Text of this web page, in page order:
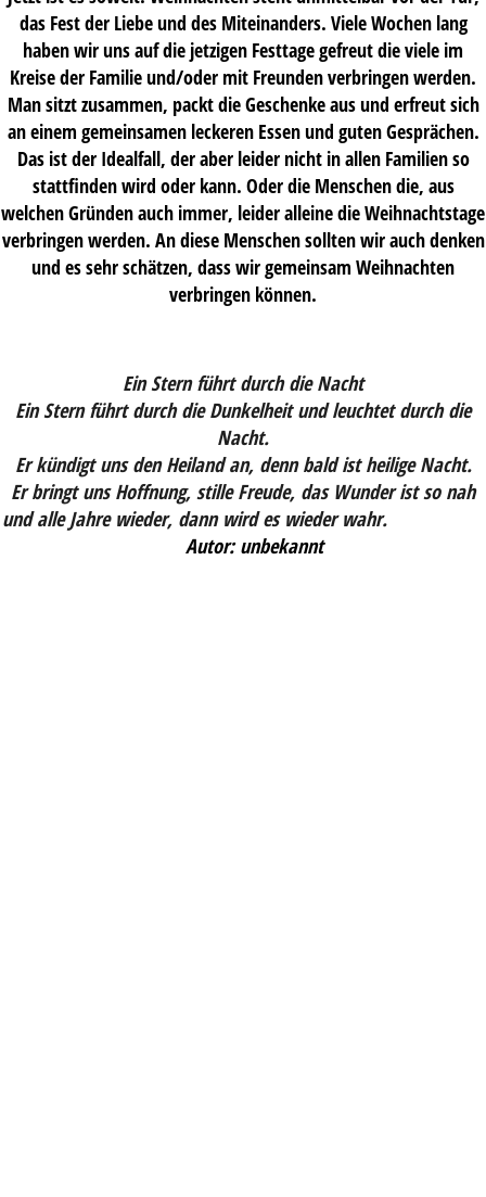
das Fest der Liebe und des Miteinanders. Viele Wochen lang
haben wir uns auf die jetzigen Festtage gefreut die viele im
Kreise der Familie und/oder mit Freunden verbringen werden.
Man sitzt zusammen, packt die Geschenke aus und erfreut sich
an einem gemeinsamen leckeren Essen und guten Gesprächen.
Das ist der Idealfall, der aber leider nicht in allen Familien so
stattfinden wird oder kann. Oder die Menschen die, aus
welchen Gründen auch immer, leider alleine die Weihnachtstage
verbringen werden. An diese Menschen sollten wir auch denken
und es sehr schätzen, dass wir gemeinsam Weihnachten
verbringen können.
Ein Stern führt durch die Nacht
Ein Stern führt durch die Dunkelheit und leuchtet durch die
Nacht.
Er kündigt uns den Heiland an, denn bald ist heilige Nacht.
Er bringt uns Hoffnung, stille Freude, das Wunder ist so nah
und alle Jahre wieder, dann wird es wieder wahr.
Autor: unbekannt